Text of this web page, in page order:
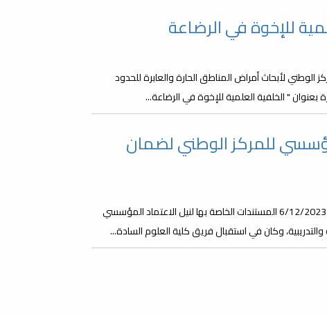
للإخوة في الرضاعة
الوطني لأبحاث أمراض المناطق الحارة والعابرة للحدود
" الخلفية العلمية للإخوة في الرضاعة...
للمركز الوطني لضمان
قدمت كلية العلوم بجامعة مصراتة صباح يوم الأربعاء الموافق 6/12/2023 المستندات الخاصة بها لنيل الاعتماد المؤسسي
وكان في استقبال فريق كلية العلوم السادة...